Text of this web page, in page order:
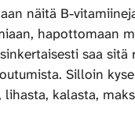
näitä B-
hapottomaan
saa sitä
Silloin
kalasta,